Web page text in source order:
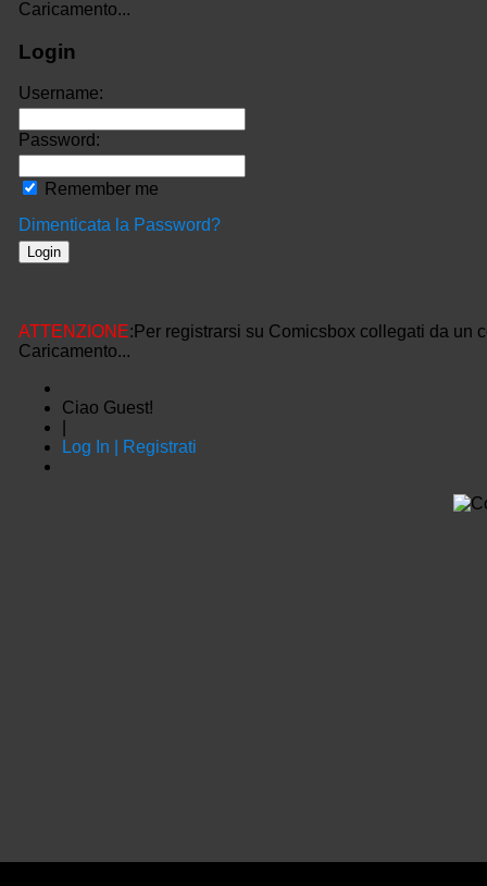
Caricamento...
Login
Username:
Password:
Remember me
Dimenticata la Password?
ATTENZIONE:Per registrarsi su Comicsbox collegati da un
Caricamento...
Ciao Guest!
Log In | Registrati